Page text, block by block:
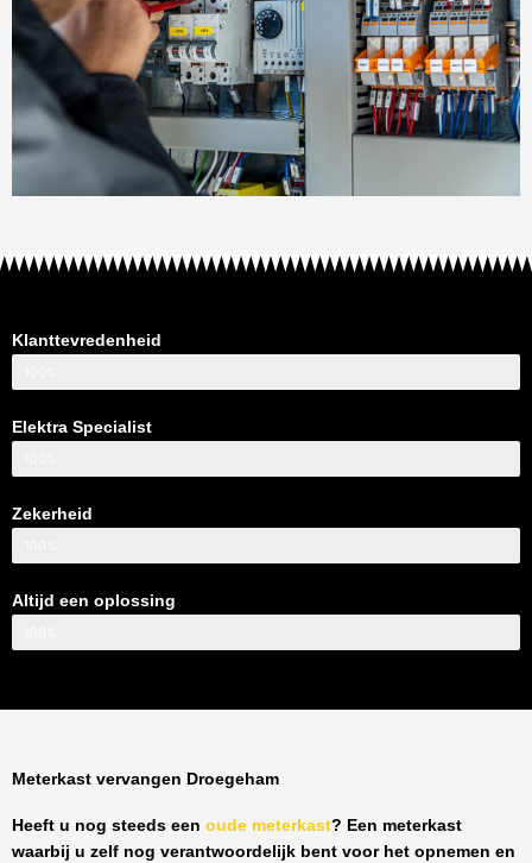
Klanttevredenheid
Elektra Specialist
Zekerheid
Altijd een oplossing
Meterkast vervangen Droegeham
Heeft u nog steeds een oude meterkast? Een meterkast
waarbij u zelf nog verantwoordelijk bent voor het opnemen en